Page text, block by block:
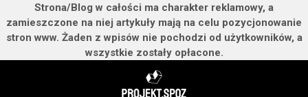
Strona/Blog w całości ma charakter reklamowy, a
zamieszczone na niej artykuły mają na celu pozycjonowanie
stron www. Żaden z wpisów nie pochodzi od użytkowników, a
wszystkie zostały opłacone.